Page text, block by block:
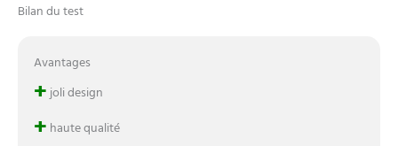
Bilan du test
Avantages
+ joli design
+ haute qualité